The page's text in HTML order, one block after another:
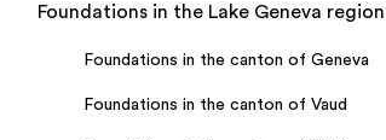
Foundations in the Lake Geneva region
Foundations in the canton of Geneva
Foundations in the canton of Vaud